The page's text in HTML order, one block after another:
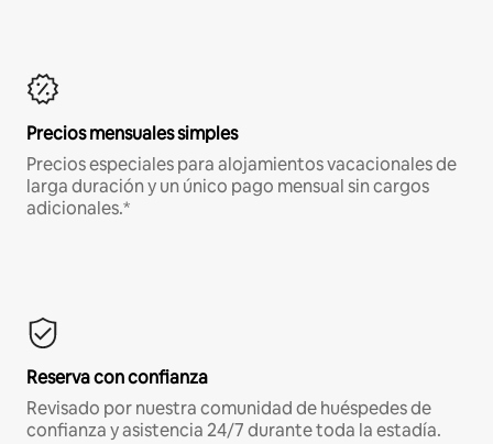
Precios mensuales simples
Precios especiales para alojamientos vacacionales de
larga duración y un único pago mensual sin cargos
adicionales.*
Reserva con confianza
Revisado por nuestra comunidad de huéspedes de
confianza y asistencia 24/7 durante toda la estadía.